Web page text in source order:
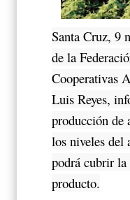
Santa Cruz, 9
de la
Cooperativas
Luis Reyes,
producción de
los niveles del
podrá cubrir la
producto.